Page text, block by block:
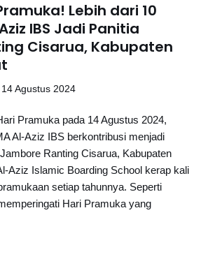
Lebih dari 10
IBS Jadi Panitia
Cisarua, Kabupaten
14 Agustus 2024
Pramuka pada 14 Agustus 2024,
Al-Aziz IBS berkontribusi menjadi
Ranting Cisarua, Kabupaten
Aziz Islamic Boarding School kerap kali
setiap tahunnya. Seperti
Hari Pramuka yang